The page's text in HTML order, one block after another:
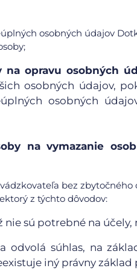
osobných údajov
na opravu osobných
osobných údajov,
osobných
na vymazanie
bez
z týchto dôvodov:
nie sú potrebné na
odvolá súhlas, na
iný právny